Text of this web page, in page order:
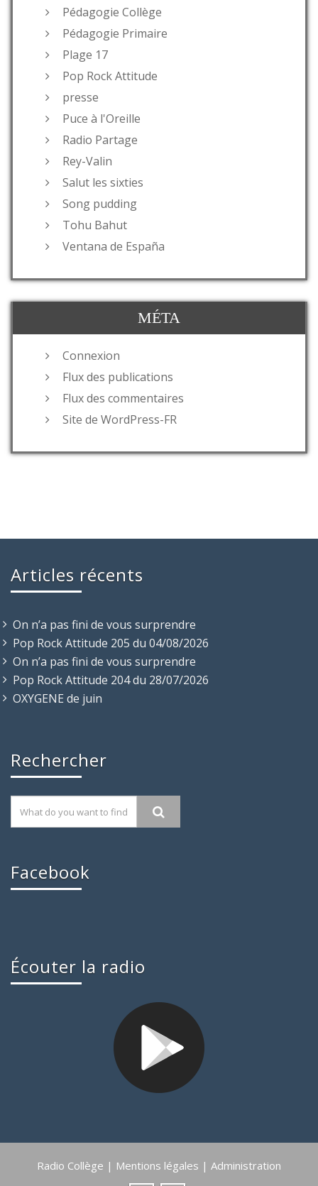
Pédagogie Collège
Pédagogie Primaire
Plage 17
Pop Rock Attitude
presse
Puce à l'Oreille
Radio Partage
Rey-Valin
Salut les sixties
Song pudding
Tohu Bahut
Ventana de España
MÉTA
Connexion
Flux des publications
Flux des commentaires
Site de WordPress-FR
Articles récents
On n’a pas fini de vous surprendre
Pop Rock Attitude 205 du 04/08/2026
On n’a pas fini de vous surprendre
Pop Rock Attitude 204 du 28/07/2026
OXYGENE de juin
Rechercher
Facebook
Écouter la radio
Radio Collège | Mentions légales | Administration